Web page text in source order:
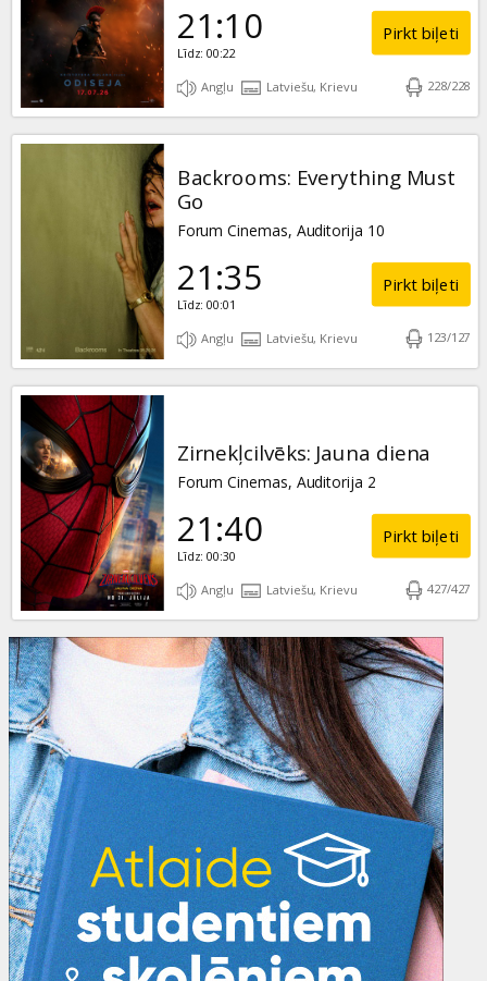
21:10
Līdz: 00:22
Pirkt biļeti
Angļu Latviešu, Krievu 228/228
Backrooms: Everything Must
Go
Forum Cinemas, Auditorija 10
21:35
Līdz: 00:01
Pirkt biļeti
Angļu Latviešu, Krievu 123/127
Zirnekļcilvēks: Jauna diena
Forum Cinemas, Auditorija 2
21:40
Līdz: 00:30
Pirkt biļeti
Angļu Latviešu, Krievu 427/427